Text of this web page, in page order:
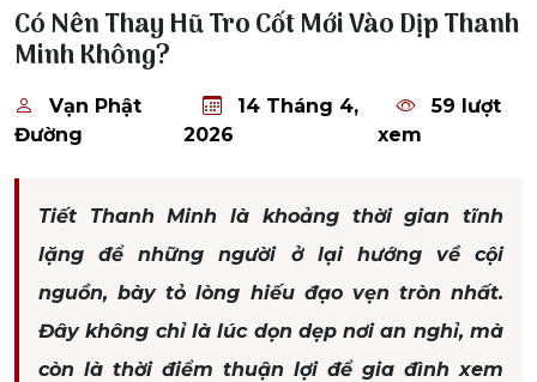
Có Nên Thay Hũ Tro Cốt Mới Vào Dịp Thanh
Minh Không?
Vạn Phật
Đường
14 Tháng 4,
2026
59 lượt
xem
Tiết Thanh Minh là khoảng thời gian tĩnh
lặng để những người ở lại hướng về cội
nguồn, bày tỏ lòng hiếu đạo vẹn tròn nhất.
Đây không chỉ là lúc dọn dẹp nơi an nghỉ, mà
còn là thời điểm thuận lợi để gia đình xem